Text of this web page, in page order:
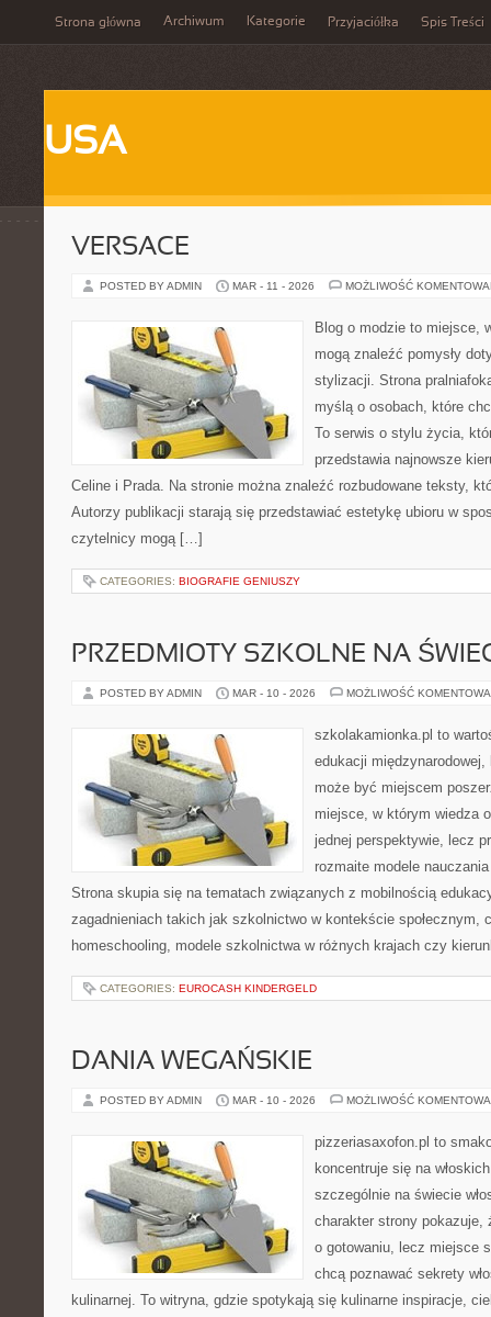
Strona główna Archiwum Kategorie Przyjaciółka Spis Treści
USA
VERSACE
POSTED BY ADMIN MAR - 11 - 2026 MOŻLIWOŚĆ
Blog o modzie to miejsce,
mogą znaleźć pomysły
stylizacji. Strona
myślą o osobach, które
To serwis o stylu życia,
przedstawia najnowsze
Celine i Prada. Na stronie można znaleźć rozbudowane teksty,
Autorzy publikacji starają się przedstawiać estetykę ubioru w
czytelnicy mogą […]
CATEGORIES: BIOGRAFIE GENIUSZY
PRZEDMIOTY SZKOLNE NA
POSTED BY ADMIN MAR - 10 - 2026 MOŻLIWOŚĆ
szkolakamionka.pl to
edukacji
może być miejscem
miejsce, w którym wiedza
jednej perspektywie, lecz
rozmaite modele
Strona skupia się na tematach związanych z mobilnością
zagadnieniach takich jak szkolnictwo w kontekście społecznym,
homeschooling, modele szkolnictwa w różnych krajach czy
CATEGORIES: EUROCASH KINDERGELD
DANIA WEGAŃSKIE
POSTED BY ADMIN MAR - 10 - 2026 MOŻLIWOŚĆ
pizzeriasaxofon.pl to
koncentruje się na
szczególnie na świecie
charakter strony pokazuje,
o gotowaniu, lecz miejsce
chcą poznawać sekrety
kulinarnej. To witryna, gdzie spotykają się kulinarne inspiracje,